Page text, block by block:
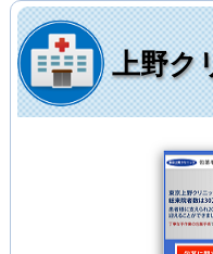
上野ク